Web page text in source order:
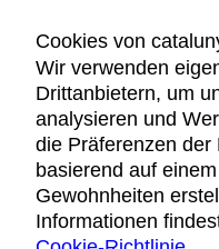
Cookies von
Wir verwenden
Drittanbietern, um
analysieren und
die Präferenzen der
basierend auf
Gewohnheiten
Informationen